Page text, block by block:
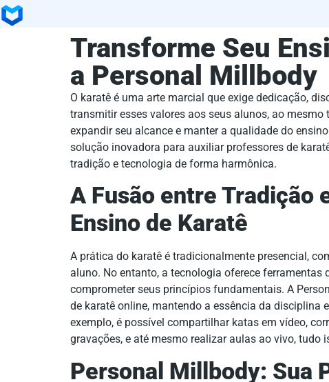
Transforme Seu
a Personal Millbody
O karatê é uma arte marcial que exige dedicação,
transmitir esses valores aos seus alunos, ao
expandir seu alcance e manter a qualidade do
solução inovadora para auxiliar professores de
tradição e tecnologia de forma harmônica.
A Fusão entre Tradição
Ensino de Karatê
A prática do karatê é tradicionalmente presencial,
aluno. No entanto, a tecnologia oferece ferramentas
comprometer seus princípios fundamentais. A
de karatê online, mantendo a essência da disciplina
exemplo, é possível compartilhar katas em vídeo,
gravações, e até mesmo realizar aulas ao vivo, tudo
Personal Millbody: Sua